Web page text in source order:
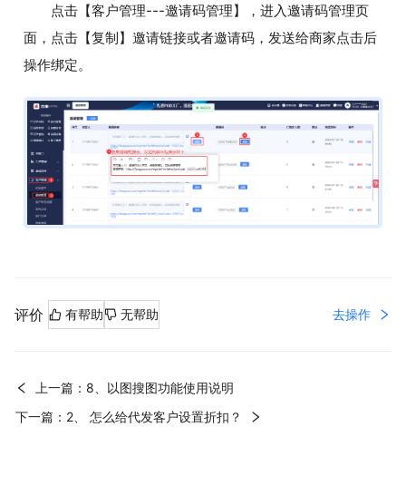
点击【客户管理---邀请码管理】，进入邀请码管理页
面，点击【复制】邀请链接或者邀请码，发送给商家点击后
操作绑定。
评价 有帮助 无帮助 去操作
上一篇：8、以图搜图功能使用说明
下一篇：2、 怎么给代发客户设置折扣？